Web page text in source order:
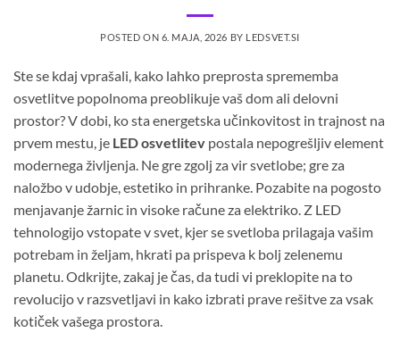
POSTED ON 6. MAJA, 2026 BY LEDSVET.SI
Ste se kdaj vprašali, kako lahko preprosta sprememba
osvetlitve popolnoma preoblikuje vaš dom ali delovni
prostor? V dobi, ko sta energetska učinkovitost in trajnost na
prvem mestu, je LED osvetlitev postala nepogrešljiv element
modernega življenja. Ne gre zgolj za vir svetlobe; gre za
naložbo v udobje, estetiko in prihranke. Pozabite na pogosto
menjavanje žarnic in visoke račune za elektriko. Z LED
tehnologijo vstopate v svet, kjer se svetloba prilagaja vašim
potrebam in željam, hkrati pa prispeva k bolj zelenemu
planetu. Odkrijte, zakaj je čas, da tudi vi preklopite na to
revolucijo v razsvetljavi in kako izbrati prave rešitve za vsak
kotiček vašega prostora.